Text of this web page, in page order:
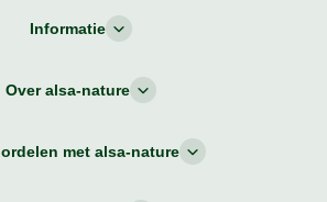
Informatie
Over alsa-nature
met alsa-nature